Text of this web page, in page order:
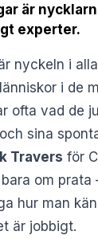
är
experter.
nyckeln i
i de
ofta vad de
sina
Travers för
om
hur man
är jobbigt.